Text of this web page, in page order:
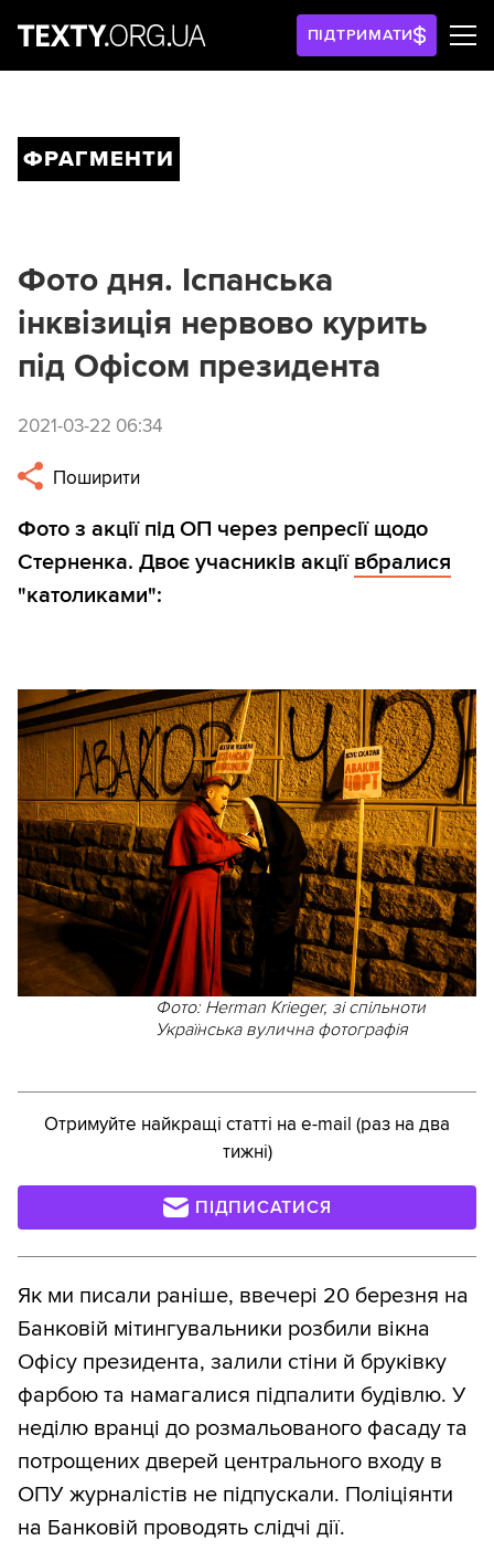
ПІДТРИМАТИ
ФРАГМЕНТИ
Фото дня. Іспанська
інквізиція нервово курить
під Офісом президента
2021-03-22 06:34
Поширити
Фото з акції під ОП через репресії щодо
Стерненка. Двоє учасників акції вбралися
"католиками":
Фото: Herman Krieger, зі спільноти
Українська вулична фотографія
Отримуйте найкращі статті на e-mail (раз на два
тижні)
ПІДПИСАТИСЯ
Як ми писали раніше, ввечері 20 березня на
Банковій мітингувальники розбили вікна
Офісу президента, залили стіни й бруківку
фарбою та намагалися підпалити будівлю. У
неділю вранці до розмальованого фасаду та
потрощених дверей центрального входу в
ОПУ журналістів не підпускали. Поліціянти
на Банковій проводять слідчі дії.